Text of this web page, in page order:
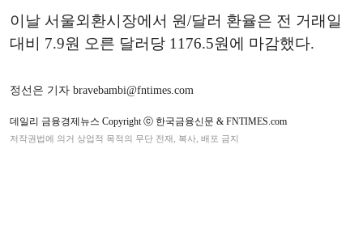
이날 서울외환시장에서 원/달러 환율은 전 거래일
대비 7.9원 오른 달러당 1176.5원에 마감했다.
정선은 기자 bravebambi@fntimes.com
데일리 금융경제뉴스 Copyright ⓒ 한국금융신문 & FNTIMES.com
저작권법에 의거 상업적 목적의 무단 전재, 복사, 배포 금지